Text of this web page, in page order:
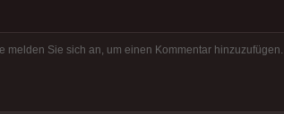
melden Sie sich an, um einen Kommentar hinzuzufügen.